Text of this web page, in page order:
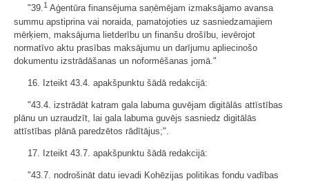
"39.1 Aģentūra finansējuma saņēmējam izmaksājamo avansa
summu apstiprina vai noraida, pamatojoties uz sasniedzamajiem
mērķiem, maksājuma lietderību un finanšu drošību, ievērojot
normatīvo aktu prasības maksājumu un darījumu apliecinošo
dokumentu izstrādāšanas un noformēšanas jomā."
16. Izteikt 43.4. apakšpunktu šādā redakcijā:
"43.4. izstrādāt katram gala labuma guvējam digitālās attīstības
plānu un uzraudzīt, lai gala labuma guvējs sasniedz digitālās
attīstības plānā paredzētos rādītājus;".
17. Izteikt 43.7. apakšpunktu šādā redakcijā:
"43.7. nodrošināt datu ievadi Kohēzijas politikas fondu vadības